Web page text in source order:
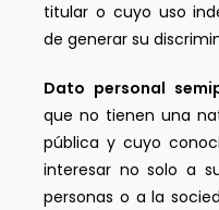
titular o cuyo uso
de generar su
Dato personal
que no tienen una
pública y cuyo
interesar no solo a
personas o a la